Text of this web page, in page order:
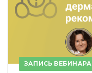
ЗАПИСЬ ВЕБИНАРА